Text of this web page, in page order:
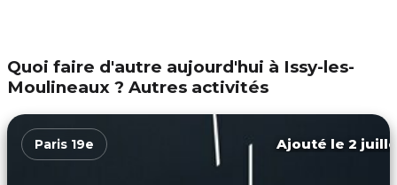
Quoi faire d'autre aujourd'hui à Issy-les-
Moulineaux ? Autres activités
Paris 19e Ajouté le 2